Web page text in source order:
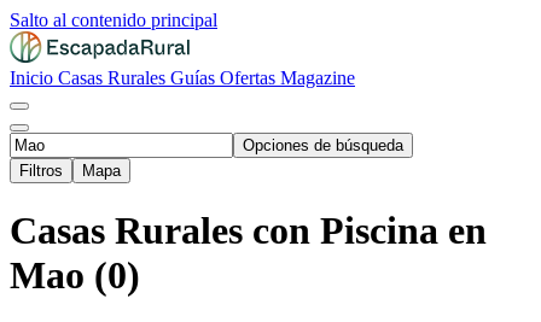
Salto al contenido principal
Inicio Casas Rurales Guías Ofertas Magazine
Opciones de búsqueda
Filtros
Mapa
Casas Rurales con Piscina en
Mao (0)